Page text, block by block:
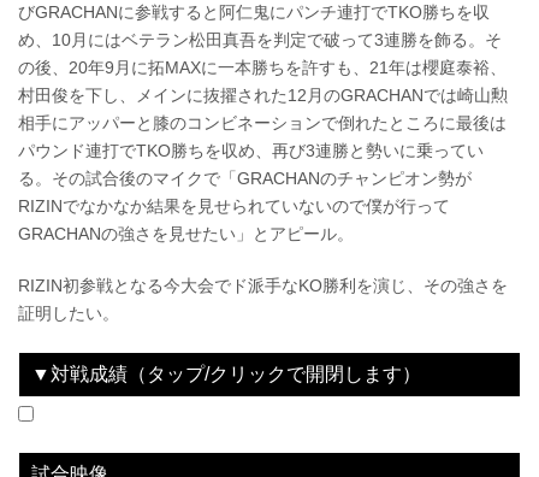
びGRACHANに参戦すると阿仁鬼にパンチ連打でTKO勝ちを収
め、10月にはベテラン松田真吾を判定で破って3連勝を飾る。そ
の後、20年9月に拓MAXに一本勝ちを許すも、21年は櫻庭泰裕、
村田俊を下し、メインに抜擢された12月のGRACHANでは崎山勲
相手にアッパーと膝のコンビネーションで倒れたところに最後は
パウンド連打でTKO勝ちを収め、再び3連勝と勢いに乗ってい
る。その試合後のマイクで「GRACHANのチャンピオン勢が
RIZINでなかなか結果を見せられていないので僕が行って
GRACHANの強さを見せたい」とアピール。
RIZIN初参戦となる今大会でド派手なKO勝利を演じ、その強さを
証明したい。
▼対戦成績（タップ/クリックで開閉します）